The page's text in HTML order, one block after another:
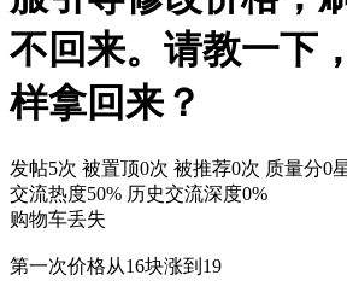
不回来。请教一下
样拿回来？
发帖5次 被置顶0次 被推荐0次 质量分0
交流热度50% 历史交流深度0%
购物车丢失
第一次价格从16块涨到19